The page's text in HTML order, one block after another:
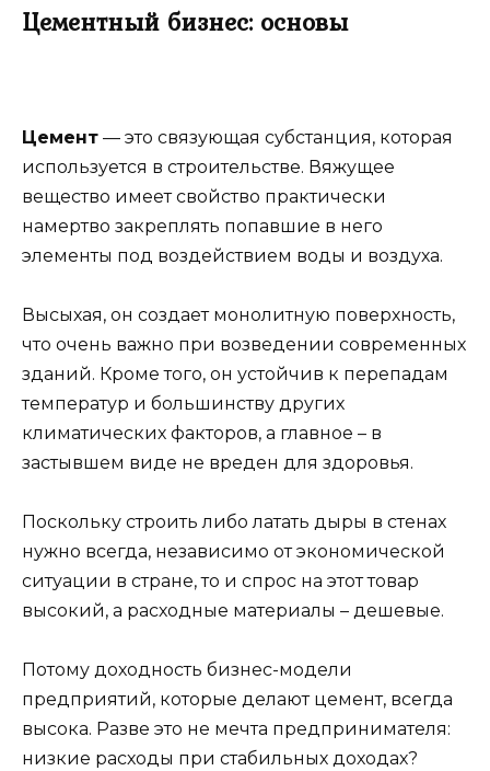
Цементный бизнес: основы
Цемент — это связующая субстанция, которая
используется в строительстве. Вяжущее
вещество имеет свойство практически
намертво закреплять попавшие в него
элементы под воздействием воды и воздуха.
Высыхая, он создает монолитную поверхность,
что очень важно при возведении современных
зданий. Кроме того, он устойчив к перепадам
температур и большинству других
климатических факторов, а главное – в
застывшем виде не вреден для здоровья.
Поскольку строить либо латать дыры в стенах
нужно всегда, независимо от экономической
ситуации в стране, то и спрос на этот товар
высокий, а расходные материалы – дешевые.
Потому доходность бизнес-модели
предприятий, которые делают цемент, всегда
высока. Разве это не мечта предпринимателя:
низкие расходы при стабильных доходах?